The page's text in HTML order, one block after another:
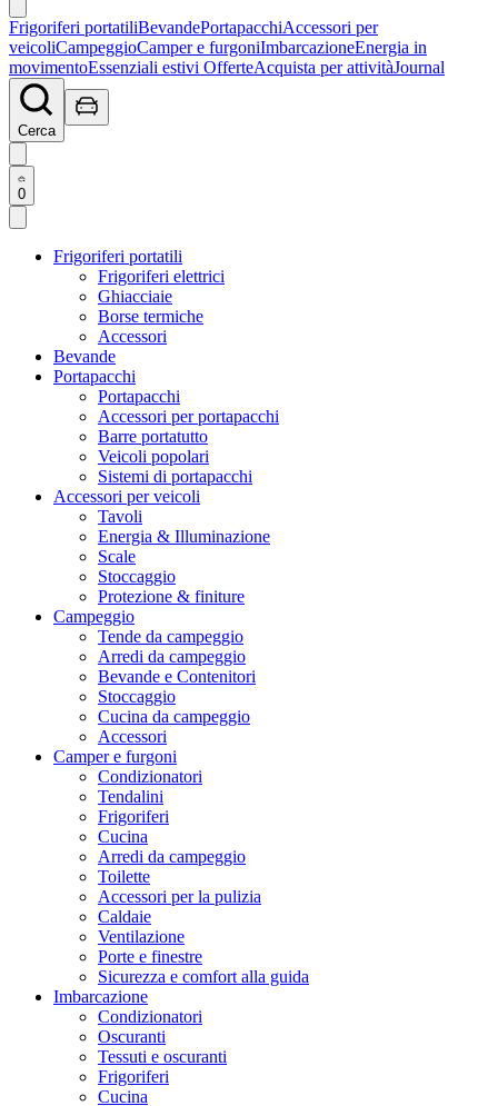
Frigoriferi portatiliBevandePortapacchiAccessori per
veicoliCampeggioCamper e furgoniImbarcazioneEnergia in
movimentoEssenziali estivi OfferteAcquista per attivitàJournal
Cerca
0
Frigoriferi portatili
Frigoriferi elettrici
Ghiacciaie
Borse termiche
Accessori
Bevande
Portapacchi
Portapacchi
Accessori per portapacchi
Barre portatutto
Veicoli popolari
Sistemi di portapacchi
Accessori per veicoli
Tavoli
Energia & Illuminazione
Scale
Stoccaggio
Protezione & finiture
Campeggio
Tende da campeggio
Arredi da campeggio
Bevande e Contenitori
Stoccaggio
Cucina da campeggio
Accessori
Camper e furgoni
Condizionatori
Tendalini
Frigoriferi
Cucina
Arredi da campeggio
Toilette
Accessori per la pulizia
Caldaie
Ventilazione
Porte e finestre
Sicurezza e comfort alla guida
Imbarcazione
Condizionatori
Oscuranti
Tessuti e oscuranti
Frigoriferi
Cucina